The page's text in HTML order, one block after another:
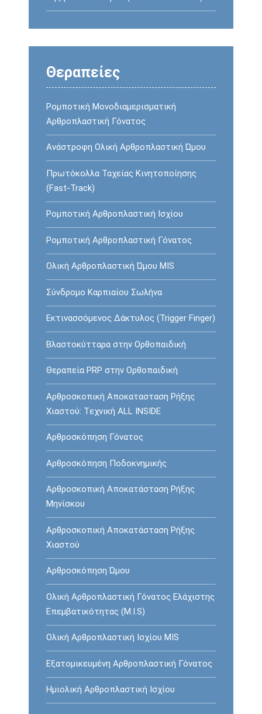
Θεραπείες
Ρομποτική Μονοδιαμερισματική
Αρθροπλαστική Γόνατος
Ανάστροφη Oλική Αρθροπλαστική Ώμου
Πρωτόκολλα Ταχείας Κινητοποίησης
(Fast-Track)
Ρομποτική Αρθροπλαστική Ισχίου
Ρομποτική Αρθροπλαστική Γόνατος
Ολική Αρθροπλαστική Ώμου MIS
Σύνδρομο Καρπιαίου Σωλήνα
Εκτινασσόμενος Δάκτυλος (Trigger Finger)
Βλαστοκύτταρα στην Ορθοπαιδική
Θεραπεία PRP στην Ορθοπαιδική
Αρθροσκοπική Αποκατασταση Ρήξης
Χιαστού: Tεχνική ALL INSIDE
Αρθροσκόπηση Γόνατος
Αρθροσκόπηση Ποδοκνημικής
Αρθροσκοπική Αποκατάσταση Ρήξης
Μηνίσκου
Αρθροσκοπική Αποκατάσταση Ρήξης
Χιαστού
Αρθροσκόπηση Ώμου
Ολική Αρθροπλαστική Γόνατος Ελάχιστης
Επεμβατικότητας (M.I.S)
Ολική Αρθροπλαστική Ισχίου MIS
Εξατομικευμένη Αρθροπλαστική Γόνατος
Ημιολική Αρθροπλαστική Ισχίου